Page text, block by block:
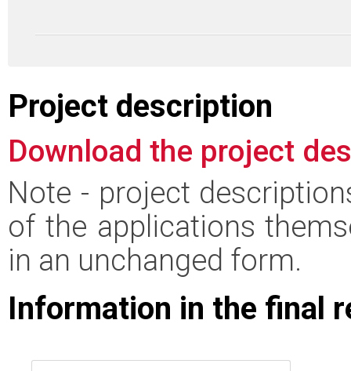
Project description
Download the project
Note - project
of the applications
in an unchanged form.
Information in the final